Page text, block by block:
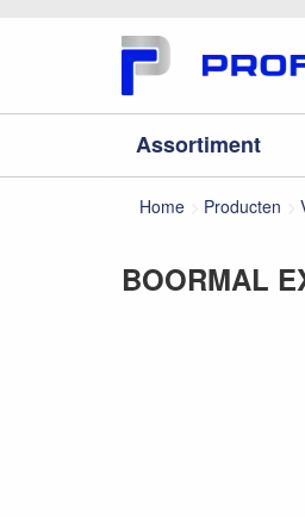
Assortiment
Home Producten
BOORMAL